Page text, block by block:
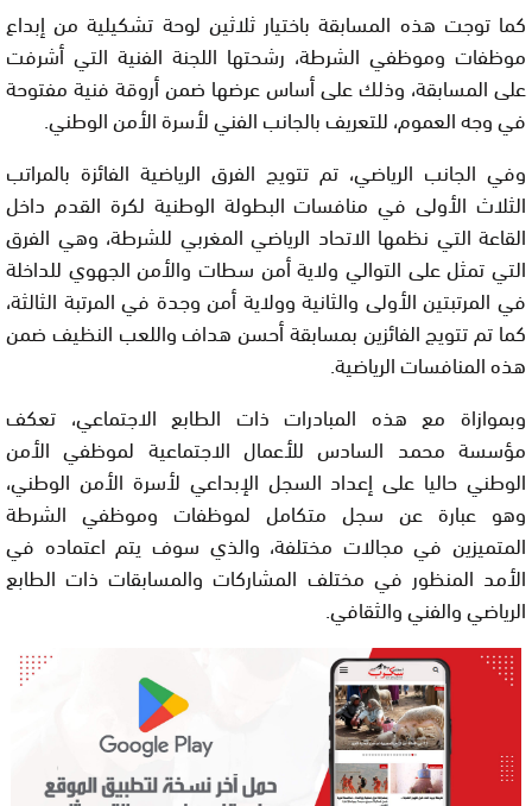
كما توجت هذه المسابقة باختيار ثلاثين لوحة تشكيلية من إبداع
موظفات وموظفي الشرطة، رشحتها اللجنة الفنية التي أشرفت
على المسابقة، وذلك على أساس عرضها ضمن أروقة فنية مفتوحة
في وجه العموم، للتعريف بالجانب الفني لأسرة الأمن الوطني.
وفي الجانب الرياضي، تم تتويج الفرق الرياضية الفائزة بالمراتب
الثلاث الأولى في منافسات البطولة الوطنية لكرة القدم داخل
القاعة التي نظمها الاتحاد الرياضي المغربي للشرطة، وهي الفرق
التي تمثل على التوالي ولاية أمن سطات والأمن الجهوي للداخلة
في المرتبتين الأولى والثانية وولاية أمن وجدة في المرتبة الثالثة،
كما تم تتويج الفائزين بمسابقة أحسن هداف واللعب النظيف ضمن
هذه المنافسات الرياضية.
وبموازاة مع هذه المبادرات ذات الطابع الاجتماعي، تعكف
مؤسسة محمد السادس للأعمال الاجتماعية لموظفي الأمن
الوطني حاليا على إعداد السجل الإبداعي لأسرة الأمن الوطني،
وهو عبارة عن سجل متكامل لموظفات وموظفي الشرطة
المتميزين في مجالات مختلفة، والذي سوف يتم اعتماده في
الأمد المنظور في مختلف المشاركات والمسابقات ذات الطابع
الرياضي والفني والثقافي.